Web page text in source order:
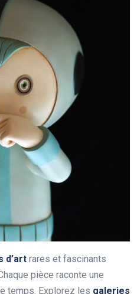
d’art rares et fascinants
pièce raconte une
temps. Explorez les galeries